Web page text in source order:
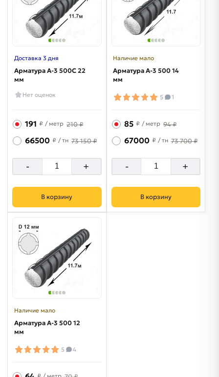
Доставка 3 дня
Арматура A-3 500C 22
мм
Нет оценок
191 ₽ / метр 210 ₽
66500 ₽ / тн 73 150 ₽
- +
В корзину
Наличие мало
Арматура A-3 500 14
мм
5 1
85 ₽ / метр 94 ₽
67000 ₽ / тн 73 700 ₽
- +
В корзину
Наличие мало
Арматура A-3 500 12
мм
5 4